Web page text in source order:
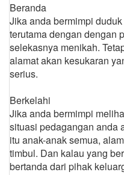
Beranda
Jika anda bermimpi
terutama dengan dengan
selekasnya menikah.
alamat akan kesukaran
serius.
Berkelahi
Jika anda bermimpi
situasi pedagangan anda
itu anak-anak semua,
timbul. Dan kalau yang
bertanda dari pihak